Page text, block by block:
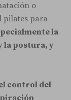
o
pilates para
la
la postura, y
control del